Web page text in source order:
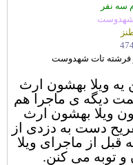
سه نفر
شهدوست
فرشته تات شهدوست
ویلا بهشون ارث
دیگه ی ماجرا هم
ویلا بهشون ارث
دست به دزدی از
از ماجرای ویلا
و توبه می کنن.